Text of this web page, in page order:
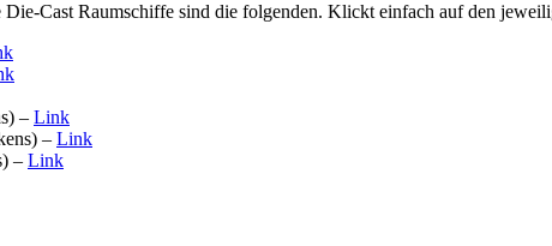
Die-Cast Raumschiffe sind die folgenden. Klickt einfach auf den
– Link
– Link
– Link